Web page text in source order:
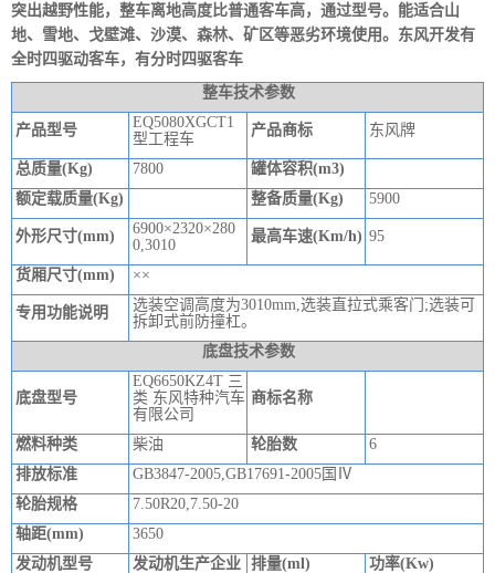
突出越野性能，整车离地高度比普通客车高，通过型号。能适合山
地、雪地、戈壁滩、沙漠、森林、矿区等恶劣环境使用。东风开发有
全时四驱动客车，有分时四驱客车
整车技术参数
产品型号
EQ5080XGCT1
型工程车
产品商标 东风牌
总质量(Kg) 7800
罐体容积(m3)
额定载质量(Kg)
整备质量(Kg) 5900
外形尺寸(mm)
6900×2320×280
0,3010
最高车速(Km/h) 95
货厢尺寸(mm) ××
专用功能说明
选装空调高度为3010mm,选装直拉式乘客门;选装可
拆卸式前防撞杠。
底盘技术参数
底盘型号
EQ6650KZ4T 三
类 东风特种汽车
有限公司
商标名称
燃料种类 柴油 轮胎数
6
排放标准
GB3847-2005,GB17691-2005国Ⅳ
轮胎规格
7.50R20,7.50-20
轴距(mm)
3650
发动机型号
发动机生产企业 排量(ml) 功率(Kw)